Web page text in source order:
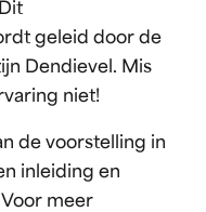
geleid door de
Dendievel. Mis
niet!
de voorstelling in
inleiding en
meer